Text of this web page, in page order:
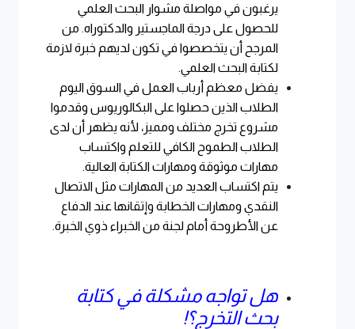
يرغبون في مواصلة مشوار البحث العلمي
للحصول على درجة الماجستير والدكتوراه. من
المرجح أن يتخصصوا في تكون لديهم خبرة لازمة
لكتابة البحث العلمي.
يفضل معظم أرباب العمل في السوق اليوم
الطلاب الذين حصلوا على البكالوريوس وقدموا
مشروع تخرج مختلف ومميز، لأنه يظهر أن لدى
الطلاب الطموح الكافي للتعلم واكتساب
مهارات موثوقة ومهارات الكتابة العالية.
يتم اكتساب العديد من المهارات مثل الاتصال
النقدي ومهارات الخطابة وإتقانها عند الدفاع
عن الأطروحة أمام لجنة من الخبراء ذوي الخبرة.
هل تواجه مشكلة في كتابة
بحث التخرج؟!